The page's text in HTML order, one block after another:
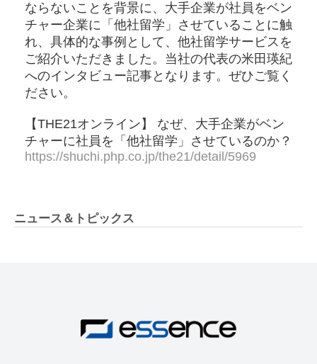
採用情報
セミナー＆コラム
ならないことを背景に、大手企業が社員をベン
チャー企業に「他社留学」させていることに触
れ、具体的な事例として、他社留学サービスを
ご紹介いただきました。当社の代表の米田瑛紀
へのインタビュー記事となります。ぜひご覧く
ださい。
【THE21オンライン】 なぜ、大手企業がベン
チャーに社員を「他社留学」させているのか？
https://shuchi.php.co.jp/the21/detail/5969
ニュース＆トピックス